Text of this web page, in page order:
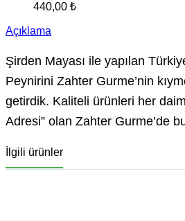
440,00 ₺
Açıklama
Şirden Mayası ile yapılan
Peynirini Zahter Gurme’nin
getirdik. Kaliteli ürünleri her
Adresi” olan Zahter Gurme’de
İlgili ürünler